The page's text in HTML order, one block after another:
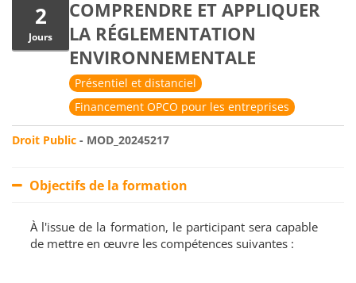
2
Jours
COMPRENDRE ET APPLIQUER
LA RÉGLEMENTATION
ENVIRONNEMENTALE
Présentiel et distanciel
Financement OPCO pour les entreprises
Droit Public - MOD_20245217
Objectifs de la formation
À l'issue de la formation, le participant sera capable
de mettre en œuvre les compétences suivantes :